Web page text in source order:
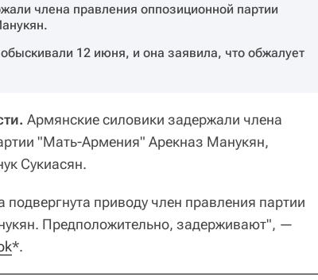
члена правления оппозиционной партии
12 июня, и она заявила, что обжалует
Армянские силовики задержали члена
"Мать-Армения" Арекназ Манукян,
Сукиасян.
приводу член правления партии
Предположительно, задерживают", —
*.